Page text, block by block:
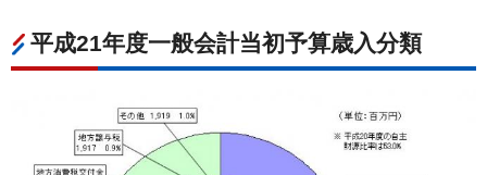
平成21年度一般会計当初予算歳入分類